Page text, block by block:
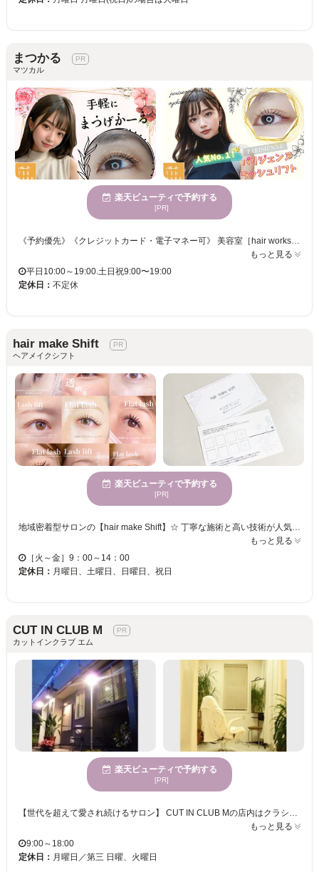
まつかる
マツカル
楽天ビューティで予約する
[PR]
《予約優先》《クレジットカード・電子マネー可》 美容室［hair works天］併設サロン◇ すっぴんでも気にならない温泉施設内にまつ毛パーマ専門店『まつかる』がOPENしました☆ 自まつ毛をより長く見せたい方にはパリジェンヌラッシュリフト 自然なカール感をオーダーメイドでご提案します☆ 韓国風束感仕上げも対応しております。お気軽にご相談ください♪ ご来店お待ちしております！
もっと見る
平日10:00～19:00.土日祝9:00〜19:00
定休日： 不定休
hair make Shift
ヘアメイクシフト
楽天ビューティで予約する
[PR]
もっと見る
［火～金］9：00～14：00
定休日： 月曜日、土曜日、日曜日、祝日
CUT IN CLUB M
カットインクラブ エム
楽天ビューティで予約する
[PR]
もっと見る
9:00～18:00
定休日： 月曜日／第三 日曜、火曜日